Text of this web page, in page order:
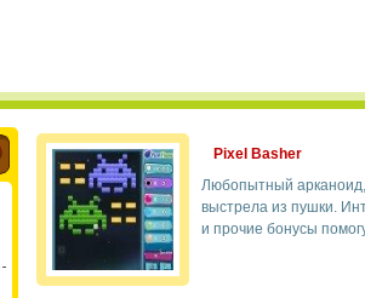
Pixel Basher
Любопытный
выстрела из пушки.
и прочие бонусы